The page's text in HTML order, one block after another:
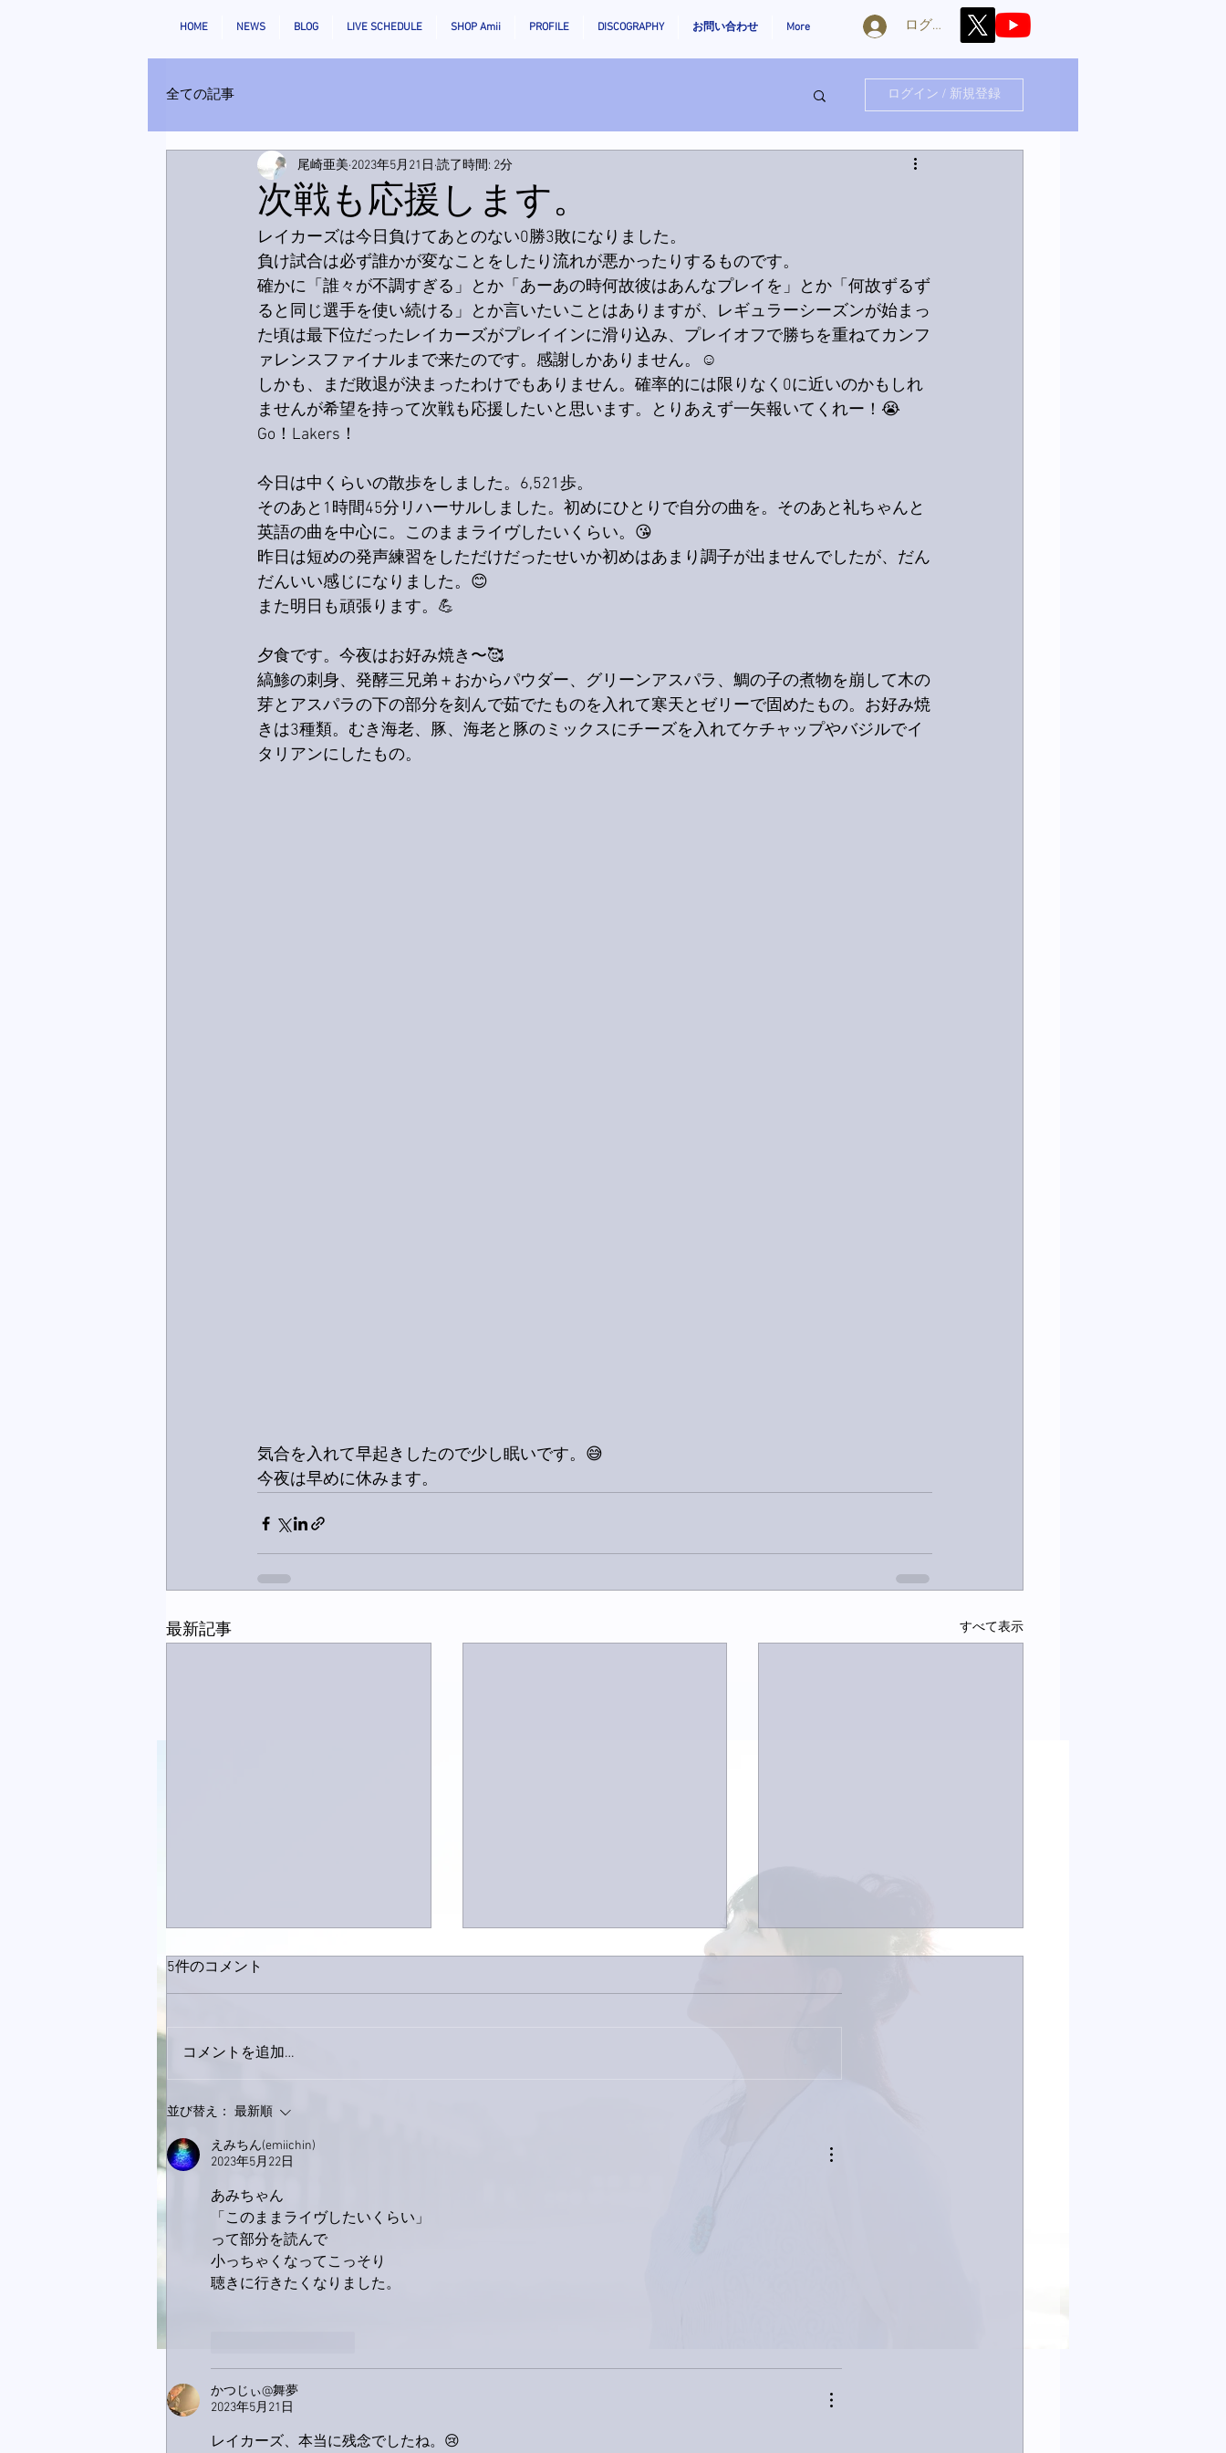
HOME NEWS BLOG LIVE SCHEDULE SHOP Amii PROFILE DISCOGRAPHY お問い合わせ More ログイン
全ての記事 ログイン / 新規登録
次戦も応援します。
尾崎亜美 2023年5月21日 読了時間: 2分
レイカーズは今日負けてあとのない0勝3敗になりました。
負け試合は必ず誰かが変なことをしたり流れが悪かったりするものです。
確かに「誰々が不調すぎる」とか「あーあの時何故彼はあんなプレイを」とか「何故ずるず
ると同じ選手を使い続ける」とか言いたいことはありますが、レギュラーシーズンが始まっ
た頃は最下位だったレイカーズがプレイインに滑り込み、プレイオフで勝ちを重ねてカンフ
ァレンスファイナルまで来たのです。感謝しかありません。☺️
しかも、まだ敗退が決まったわけでもありません。確率的には限りなく0に近いのかもしれ
ませんが希望を持って次戦も応援したいと思います。とりあえず一矢報いてくれー！😭
Go！Lakers！
今日は中くらいの散歩をしました。6,521歩。
そのあと1時間45分リハーサルしました。初めにひとりで自分の曲を。そのあと礼ちゃんと
英語の曲を中心に。このままライヴしたいくらい。😘
昨日は短めの発声練習をしただけだったせいか初めはあまり調子が出ませんでしたが、だん
だんいい感じになりました。😊
また明日も頑張ります。💪
夕食です。今夜はお好み焼き〜🥰
縞鯵の刺身、発酵三兄弟＋おからパウダー、グリーンアスパラ、鯛の子の煮物を崩して木の
芽とアスパラの下の部分を刻んで茹でたものを入れて寒天とゼリーで固めたもの。お好み焼
きは3種類。むき海老、豚、海老と豚のミックスにチーズを入れてケチャップやバジルでイ
タリアンにしたもの。
気合を入れて早起きしたので少し眠いです。😅
今夜は早めに休みます。
最新記事 すべて表示
おかげさまで痛みは少しずつ
5件のコメント
コメントを追加…
並び替え： 最新順
えみちん(emiichin)
2023年5月22日
あみちゃん
「このままライヴしたいくらい」
って部分を読んで
小っちゃくなってこっそり
聴きに行きたくなりました。
かつじぃ@舞夢
2023年5月21日
レイカーズ、本当に残念でしたね。😢